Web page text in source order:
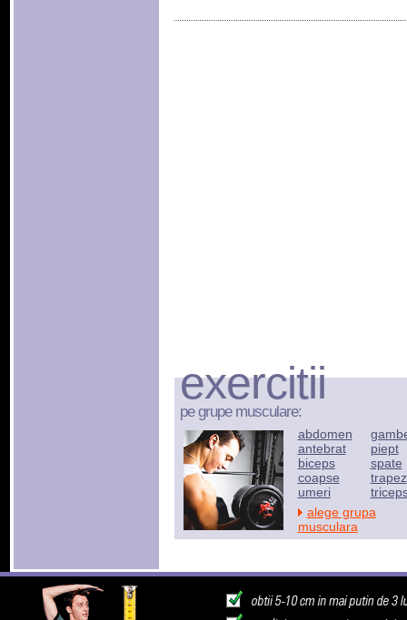
exercitii
pe grupe musculare:
abdomen
antebrat
biceps
coapse
umeri
piept
spate
trapez
alege grupa
musculara